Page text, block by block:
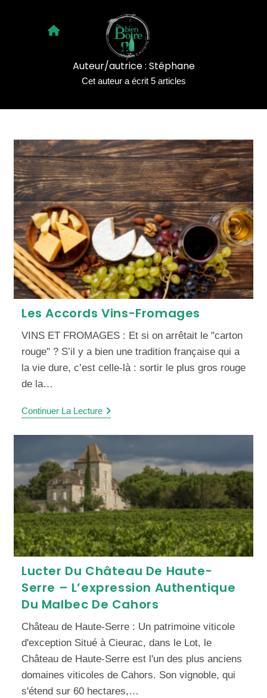
Auteur/autrice : Stéphane
Cet auteur a écrit 5 articles
Les Accords Vins-Fromages
VINS ET FROMAGES : Et si on arrêtait le "carton
rouge" ? S’il y a bien une tradition française qui a
la vie dure, c’est celle-là : sortir le plus gros rouge
de la…
Continuer La Lecture
Lucter Du Château De Haute-
Serre – L’expression Authentique
Du Malbec De Cahors
Château de Haute-Serre : Un patrimoine viticole
d'exception Situé à Cieurac, dans le Lot, le
Château de Haute-Serre est l'un des plus anciens
domaines viticoles de Cahors. Son vignoble, qui
s'étend sur 60 hectares,…